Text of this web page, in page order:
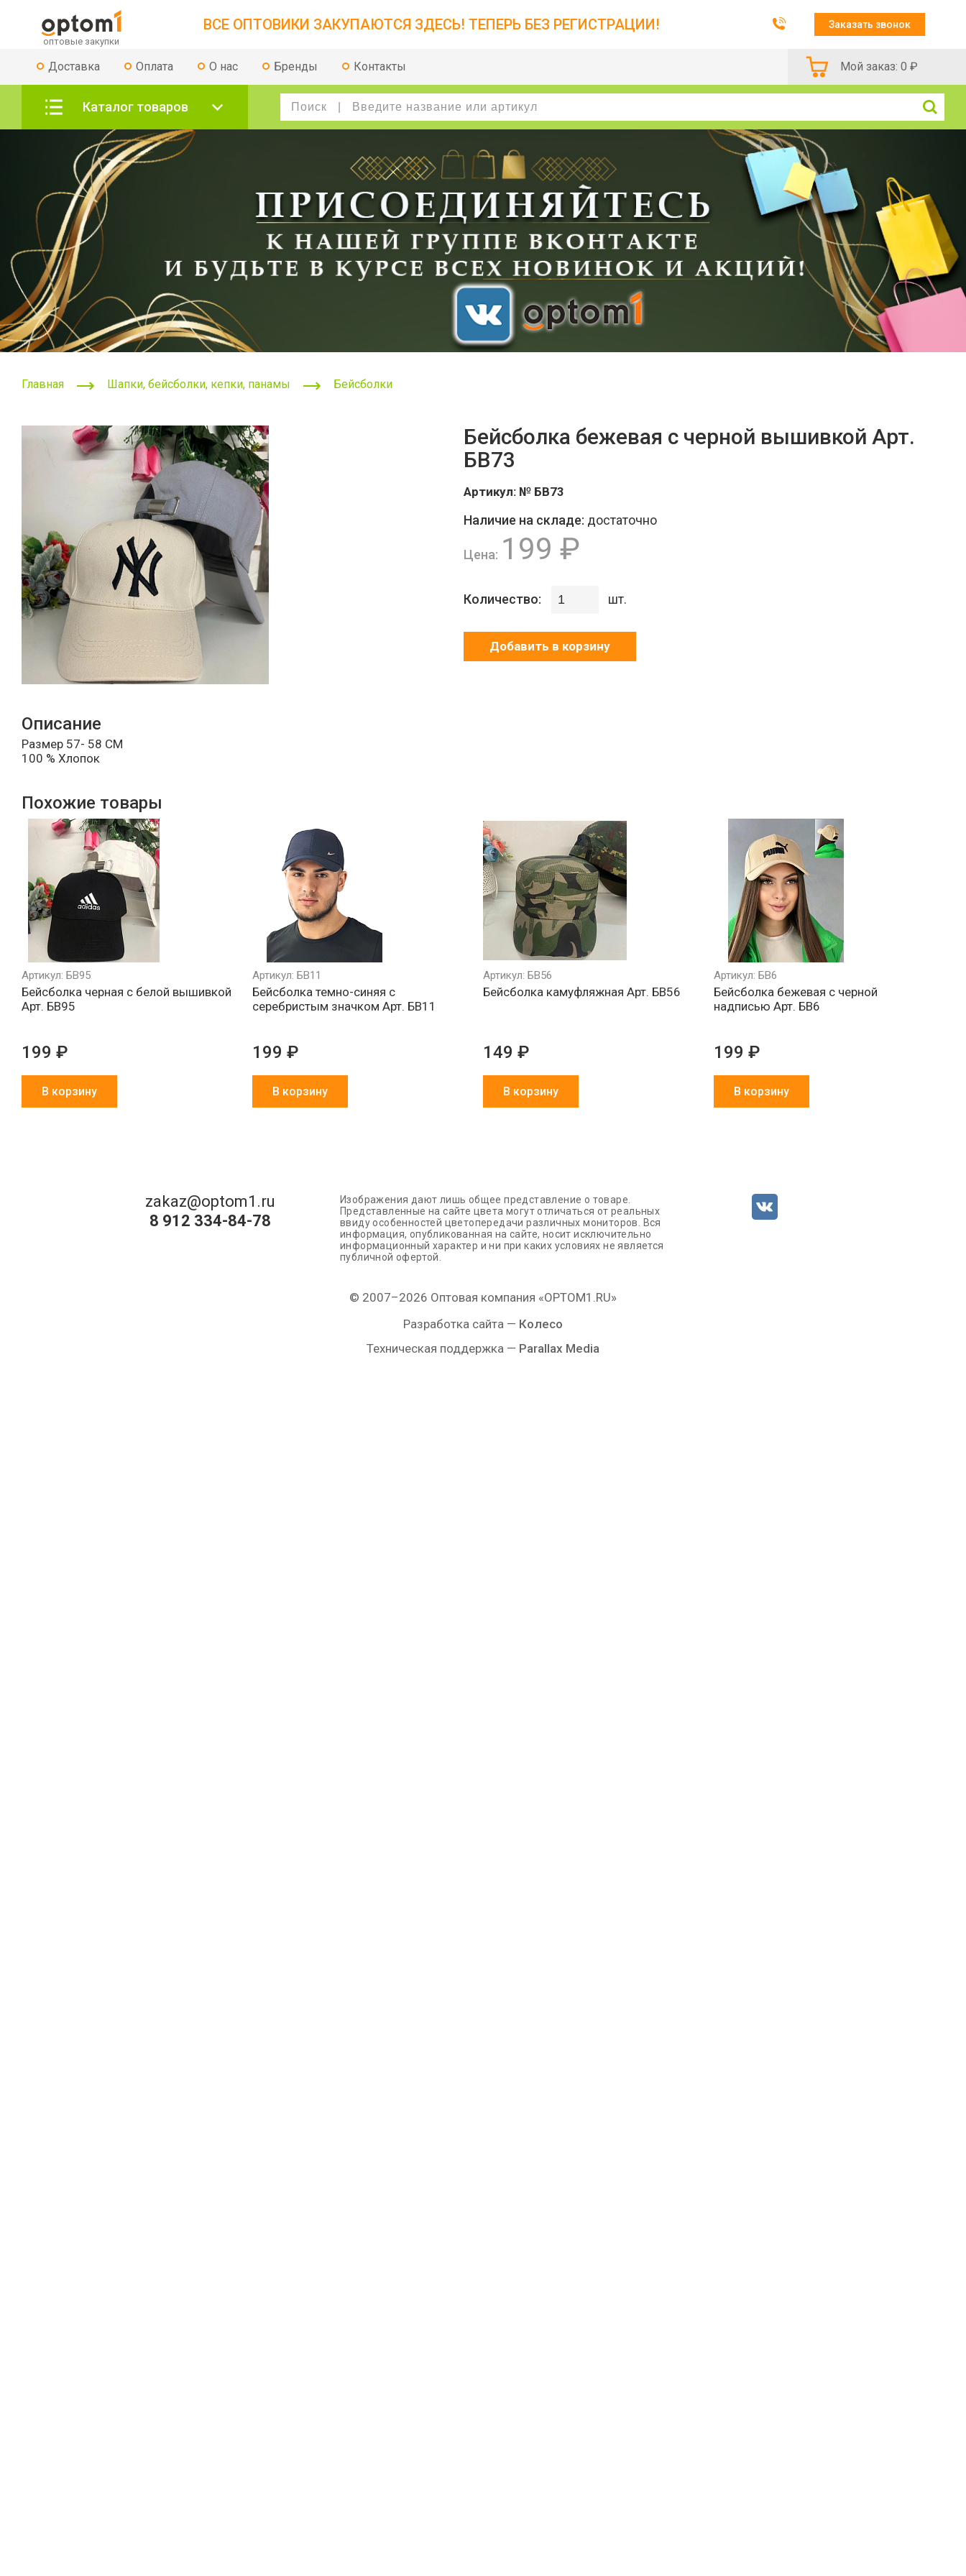
ВСЕ ОПТОВИКИ ЗАКУПАЮТСЯ ЗДЕСЬ! ТЕПЕРЬ БЕЗ РЕГИСТРАЦИИ! Заказать звонок
Доставка Оплата О нас Бренды Контакты Мой заказ: 0 ₽
Каталог товаров
Главная Шапки, бейсболки, кепки, панамы Бейсболки
Бейсболка бежевая с черной вышивкой Арт.
БВ73
Артикул: № БВ73
Наличие на складе: достаточно
Цена: 199 ₽
Количество: шт.
Добавить в корзину
Описание
Размер 57- 58 СМ
100 % Хлопок
Похожие товары
Артикул: БВ95
Бейсболка черная с белой вышивкой
Арт. БВ95
199 ₽
В корзину
Артикул: БВ11
Бейсболка темно-синяя с
серебристым значком Арт. БВ11
199 ₽
В корзину
Артикул: БВ56
Бейсболка камуфляжная Арт. БВ56
149 ₽
В корзину
Артикул: БВ6
Бейсболка бежевая с черной
надписью Арт. БВ6
199 ₽
В корзину
zakaz@optom1.ru
8 912 334-84-78
Изображения дают лишь общее представление о товаре.
Представленные на сайте цвета могут отличаться от реальных
ввиду особенностей цветопередачи различных мониторов. Вся
информация, опубликованная на сайте, носит исключительно
информационный характер и ни при каких условиях не является
публичной офертой.
© 2007–2026 Оптовая компания «OPTOM1.RU»
Разработка сайта — Колесо
Техническая поддержка — Parallax Media